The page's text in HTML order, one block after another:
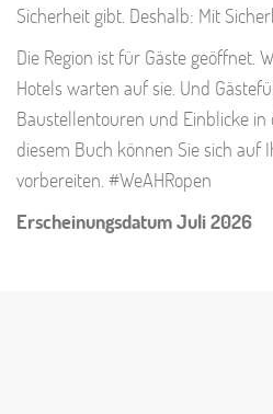
Sicherheit gibt. Deshalb: Mit
Die Region ist für Gäste geöffnet.
Hotels warten auf sie. Und
Baustellentouren und Einblicke in
diesem Buch können Sie sich auf
vorbereiten. #WeAHRopen
Erscheinungsdatum Juli 2026